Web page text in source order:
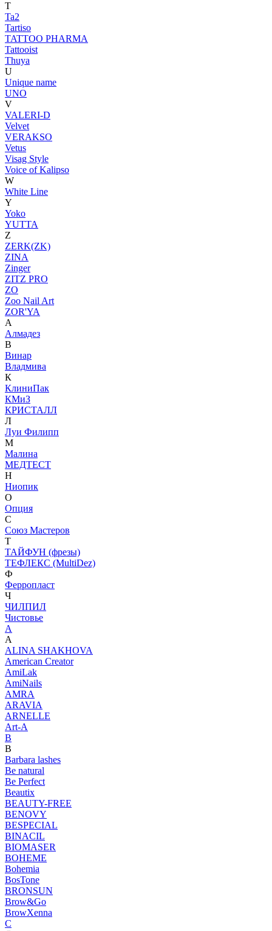
T
Ta2
Tartiso
TATTOO PHARMA
Tattooist
Thuya
U
Unique name
UNO
V
VALERI-D
Velvet
VERAKSO
Vetus
Visag Style
Voice of Kalipso
W
White Line
Y
Yoko
YUTTA
Z
ZERK(ZK)
ZINA
Zinger
ZITZ PRO
ZO
Zoo Nail Art
ZOR'YA
А
Алмадез
В
Винар
Владмива
К
КлиниПак
КМиЗ
КРИСТАЛЛ
Л
Луи Филипп
М
Малина
МЕДТЕСТ
Н
Ниопик
О
Опция
С
Союз Мастеров
Т
ТАЙФУН (фрезы)
ТЕФЛЕКС (MultiDez)
Ф
Ферропласт
Ч
ЧИЛПИЛ
Чистовье
A
A
ALINA SHAKHOVA
American Creator
AmiLak
AmiNails
AMRA
ARAVIA
ARNELLE
Art-A
B
B
Barbara lashes
Be natural
Be Perfect
Beautix
BEAUTY-FREE
BENOVY
BESPECIAL
BINACIL
BIOMASER
BOHEME
Bohemia
BosTone
BRONSUN
Brow&Go
BrowXenna
C